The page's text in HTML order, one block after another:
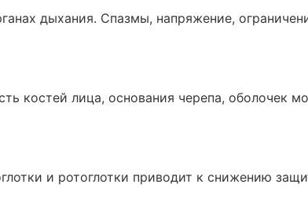
дыхания. Спазмы, напряжение,
костей лица, основания черепа, оболочек
и ротоглотки приводит к снижению